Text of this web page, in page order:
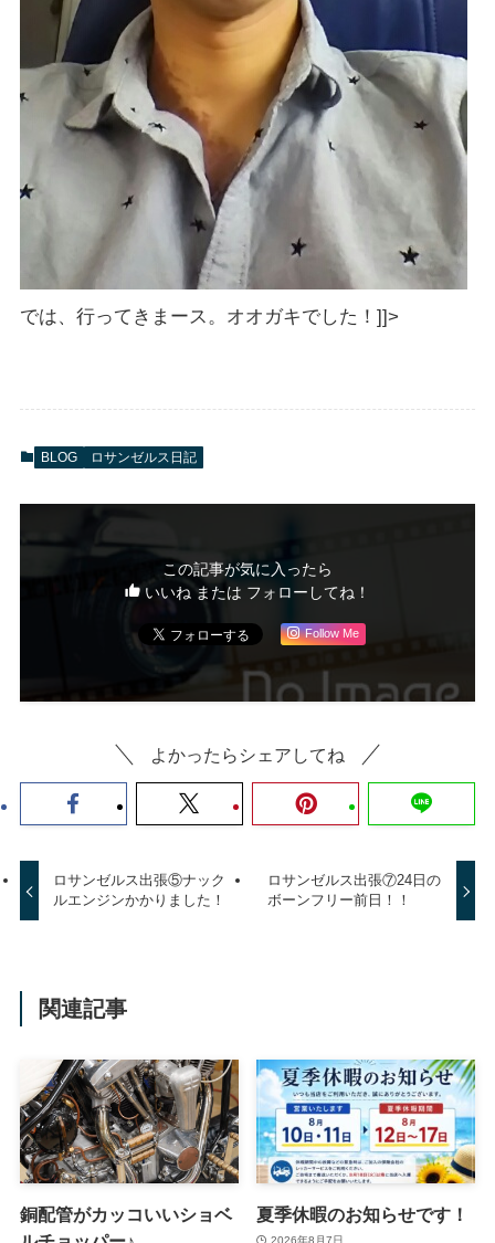
では、行ってきまース。オオガキでした！]]>
BLOG ロサンゼルス日記
この記事が気に入ったら
いいね または フォローしてね！
Follow Me
よかったらシェアしてね
ロサンゼルス出張⑤ナック
ルエンジンかかりました！
ロサンゼルス出張⑦24日の
ボーンフリー前日！！
関連記事
銅配管がカッコいいショベ
夏季休暇のお知らせです！
2026年8月7日